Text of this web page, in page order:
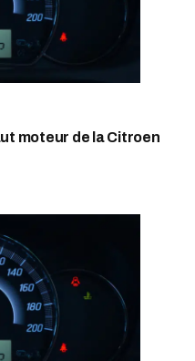
moteur de la Citroen